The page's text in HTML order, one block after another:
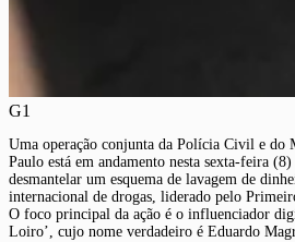
G1
Uma operação conjunta da Polícia Civil e do
Paulo está em andamento nesta sexta-feira
desmantelar um esquema de lavagem de
internacional de drogas, liderado pelo
O foco principal da ação é o influenciador
Loiro’, cujo nome verdadeiro é Eduardo